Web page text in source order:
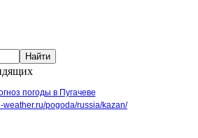
Найти
погоды в Пугачеве
weather.ru/pogoda/russia/kazan/